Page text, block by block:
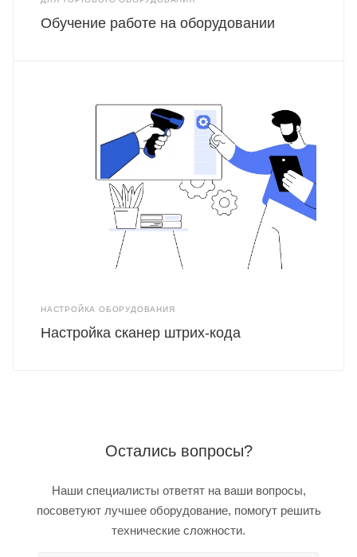
Обучение работе на оборудовании
НАСТРОЙКА ОБОРУДОВАНИЯ
Настройка сканер штрих-кода
Остались вопросы?
Наши специалисты ответят на ваши вопросы,
посоветуют лучшее оборудование, помогут решить
технические сложности.